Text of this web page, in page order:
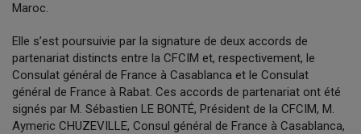
Maroc.
Elle s’est poursuivie par la signature de deux accords de
partenariat distincts entre la CFCIM et, respectivement, le
Consulat général de France à Casablanca et le Consulat
général de France à Rabat. Ces accords de partenariat ont été
signés par M. Sébastien LE BONTÉ, Président de la CFCIM, M.
Aymeric CHUZEVILLE, Consul général de France à Casablanca,